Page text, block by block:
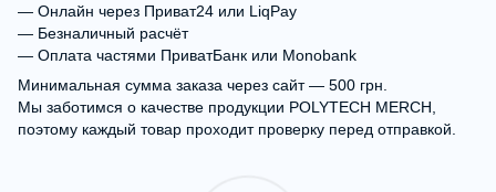
— Онлайн через Приват24 или LiqPay
— Безналичный расчёт
— Оплата частями ПриватБанк или Monobank
Минимальная сумма заказа через сайт — 500 грн.
Мы заботимся о качестве продукции POLYTECH MERCH,
поэтому каждый товар проходит проверку перед отправкой.